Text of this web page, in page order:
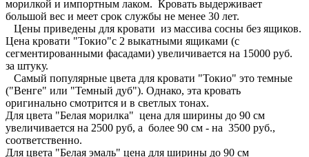
морилкой и импортным лаком. Кровать выдерживает
большой вес и меет срок службы не менее 30 лет.
Цены приведены для кровати из массива сосны без ящиков.
Цена кровати "Токио"с 2 выкатными ящиками (с
сегментированными фасадами) увеличивается на 15000 руб.
за штуку.
Самый популярные цвета для кровати "Токио" это темные
("Венге" или "Темный дуб"). Однако, эта кровать
оригинально смотрится и в светлых тонах.
Для цвета "Белая морилка" цена для ширины до 90 см
увеличивается на 2500 руб, а более 90 см - на 3500 руб.,
соответственно.
Для цвета "Белая эмаль" цена для ширины до 90 см